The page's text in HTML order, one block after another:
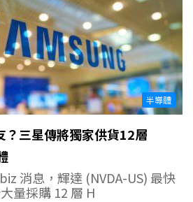
半導體
？三星傳將獨家供貨12層
消息，輝達 (NVDA-US) 最快
量採購 12 層 H